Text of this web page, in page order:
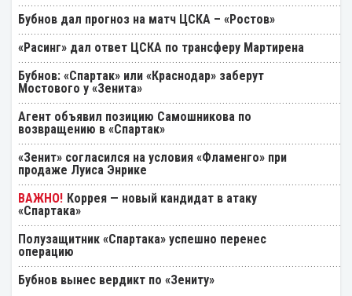
Бубнов дал прогноз на матч ЦСКА – «Ростов»
«Расинг» дал ответ ЦСКА по трансферу Мартирена
Бубнов: «Спартак» или «Краснодар» заберут
Мостового у «Зенита»
Агент объявил позицию Самошникова по
возвращению в «Спартак»
«Зенит» согласился на условия «Фламенго» при
продаже Луиса Энрике
Коррея — новый кандидат в атаку
«Спартака»
Полузащитник «Спартака» успешно перенес
операцию
Бубнов вынес вердикт по «Зениту»